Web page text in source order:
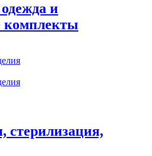
и
комплекты
стерилизация,